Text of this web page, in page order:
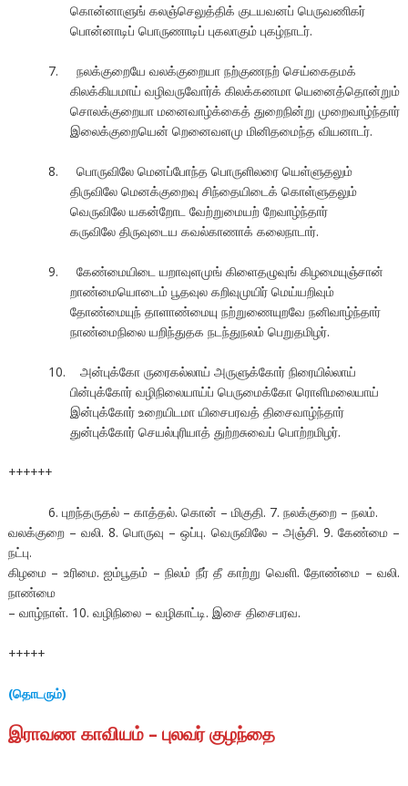
கொன்னாளுங் கலஞ்செலுத்திக் குடயவனப் பெருவணிகர்
பொன்னாடிப் பொருணாடிப் புகலாகும் புகழ்நாடர்.
7. நலக்குறையே வலக்குறையா நற்குணநற் செய்கைதமக்
கிலக்கியமாய் வழிவருவோர்க் கிலக்கணமா யெனைத்தொன்றும்
சொலக்குறையா மனைவாழ்க்கைத் துறைநின்று முறைவாழ்ந்தார்
இலைக்குறையென் றெனைவளமு மினிதமைந்த வியனாடர்.
8. பொருவிலே மெனப்போந்த பொருளிலரை யெள்ளுதலும்
திருவிலே மெனக்குறைவு சிந்தையிடைக் கொள்ளுதலும்
வெருவிலே யகன்றோட வேற்றுமையற் றேவாழ்ந்தார்
கருவிலே திருவுடைய கவல்காணாக் கலைநாடார்.
9. கேண்மையிடை யறாவுளமுங் கிளைதழுவுங் கிழமையுஞ்சான்
றாண்மையொடைம் பூதவுல கறிவுமுயிர் மெய்யறிவும்
தோண்மையுந் தாளாண்மையு நற்றுணையுறவே நனிவாழ்ந்தார்
நாண்மைநிலை யறிந்துதக நடந்துநலம் பெறுதமிழர்.
10. அன்புக்கோ ருரைகல்லாய் அருளுக்கோர் நிரையில்லாய்
பின்புக்கோர் வழிநிலையாய்ப் பெருமைக்கோ ரொளிமலையாய்
இன்புக்கோர் உறையிடமா யிசைபரவத் திசைவாழ்ந்தார்
துன்புக்கோர் செயல்புரியாத் துற்றசுவைப் பொற்றமிழர்.
++++++
6. புறந்தருதல் – காத்தல். கொன் – மிகுதி. 7. நலக்குறை – நலம்.
வலக்குறை – வலி. 8. பொருவு – ஒப்பு. வெருவிலே – அஞ்சி. 9. கேண்மை –
நட்பு.
கிழமை – உரிமை. ஐம்பூதம் – நிலம் நீர் தீ காற்று வெளி. தோண்மை – வலி.
நாண்மை
– வாழ்நாள். 10. வழிநிலை – வழிகாட்டி. இசை திசைபரவ.
+++++
(தொடரும்)
இராவண காவியம் – புலவர் குழந்தை